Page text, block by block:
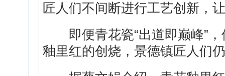
匠人们不间断进行工艺创新，
即便青花瓷“出道即巅峰”，
釉里红的创烧，景德镇匠人们